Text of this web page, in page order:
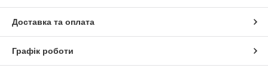
Доставка та оплата
Графік роботи